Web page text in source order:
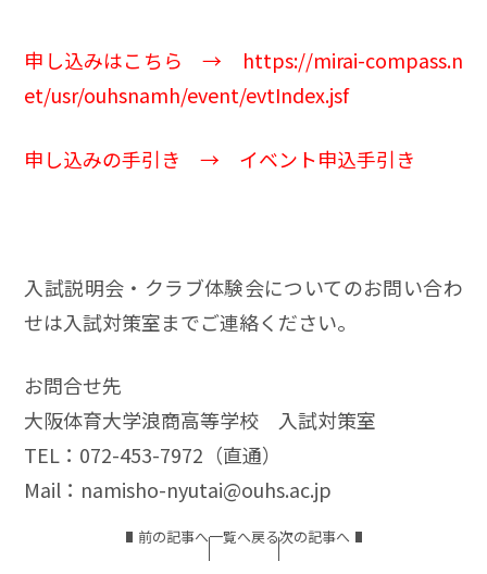
申し込みはこちら → https://mirai-compass.n
et/usr/ouhsnamh/event/evtIndex.jsf
申し込みの手引き → イベント申込手引き
入試説明会・クラブ体験会についてのお問い合わ
せは入試対策室までご連絡ください。
お問合せ先
大阪体育大学浪商高等学校 入試対策室
TEL：072-453-7972（直通）
Mail：namisho-nyutai@ouhs.ac.jp
前の記事へ一覧へ戻る次の記事へ